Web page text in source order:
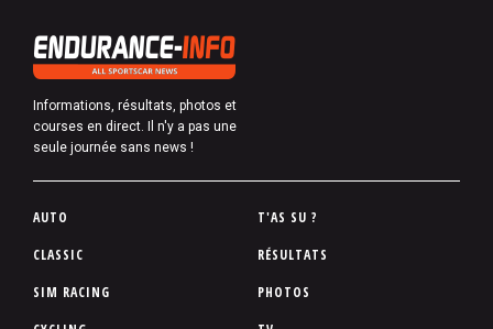
Informations, résultats, photos et
courses en direct. Il n'y a pas une
seule journée sans news !
P
d
d
AUTO
CLASSIC
SIM RACING
T'AS SU ?
RÉSULTATS
PHOTOS